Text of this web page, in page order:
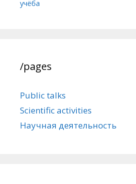
учёба
/pages
Public talks
Scientific activities
Научная деятельность